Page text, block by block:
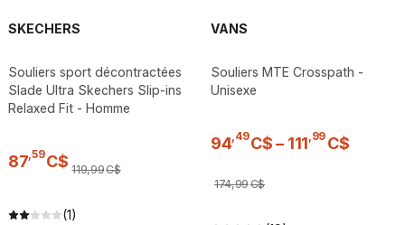
SKECHERS
Souliers sport décontractées
Slade Ultra Skechers Slip-ins
Relaxed Fit - Homme
87,59C$ 119,99C$
(1)
VANS
Souliers MTE Crosspath -
Unisexe
94,49C$ – 111,99 C$
174,99C$